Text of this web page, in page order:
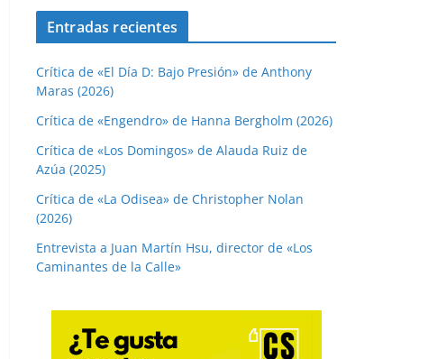
Entradas recientes
Crítica de «El Día D: Bajo Presión» de Anthony
Maras (2026)
Crítica de «Engendro» de Hanna Bergholm (2026)
Crítica de «Los Domingos» de Alauda Ruiz de
Azúa (2025)
Crítica de «La Odisea» de Christopher Nolan
(2026)
Entrevista a Juan Martín Hsu, director de «Los
Caminantes de la Calle»